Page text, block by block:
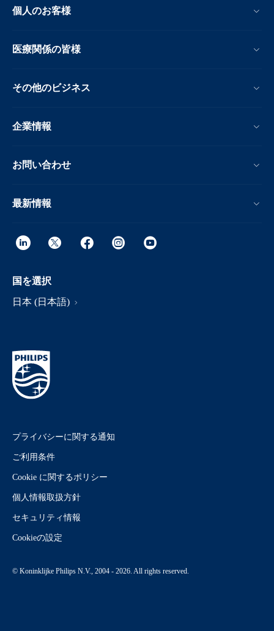
個人のお客様
医療関係の皆様
その他のビジネス
企業情報
お問い合わせ
最新情報
国を選択
日本 (日本語)
プライバシーに関する通知
ご利用条件
Cookie に関するポリシー
個人情報取扱方針
セキュリティ情報
Cookieの設定
© Koninklijke Philips N.V., 2004 - 2026. All rights reserved.